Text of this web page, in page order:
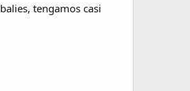
tengamos casi